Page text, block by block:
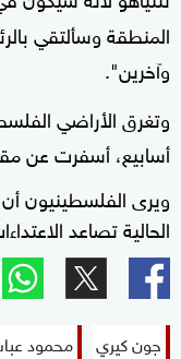
المنطقة وسألتقي
وآخرين".
وتغرق الأراضي
أسابيع، أسفرت عن مقتل 44 فلسطينيا و8
ويرى الفلسطينيون
الحالية تصاعد
جون كيري محمود